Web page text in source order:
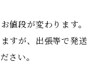
値段が変わります。
すが、出張等で発送
さい。